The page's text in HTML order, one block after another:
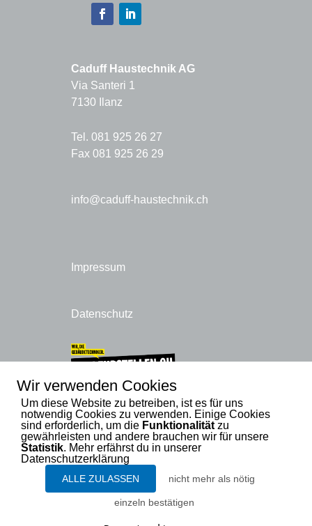
Caduff Haustechnik AG
Via Santeri 1
7130 Ilanz
Tel. 081 925 26 27
Fax 081 925 26 29
info@caduff-haustechnik.ch
Impressum
Datenschutz
Wir verwenden Cookies
Um diese Website zu betreiben, ist es für uns
notwendig Cookies zu verwenden. Einige Cookies
sind erforderlich, um die Funktionalität zu
gewährleisten und andere brauchen wir für unsere
Statistik. Mehr erfährst du in unserer
Datenschutzerklärung
ALLE ZULASSEN nicht mehr als nötig
einzeln bestätigen